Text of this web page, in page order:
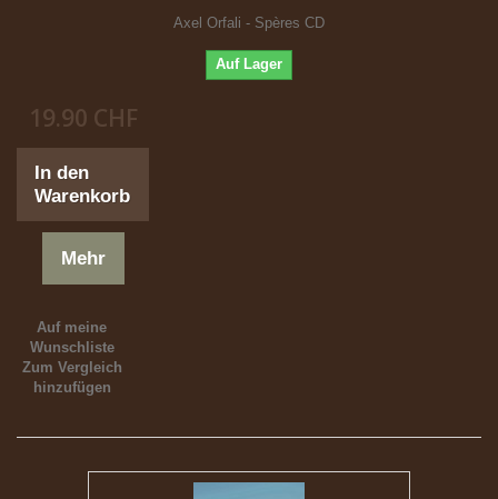
Axel Orfali - Spères CD
Auf Lager
19.90 CHF
In den
Warenkorb
Mehr
Auf meine
Wunschliste
Zum Vergleich
hinzufügen